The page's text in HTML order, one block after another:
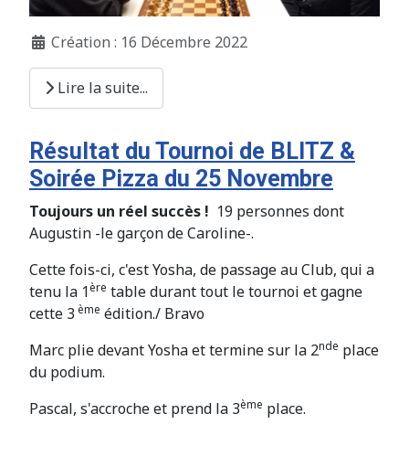
Création : 16 Décembre 2022
Lire la suite...
Résultat du Tournoi de BLITZ &
Soirée Pizza du 25 Novembre
Toujours un réel succès ! 19 personnes dont
Augustin -le garçon de Caroline-.
Cette fois-ci, c'est Yosha, de passage au Club, qui a
tenu la 1ère table durant tout le tournoi et gagne
cette 3 ème édition./ Bravo
Marc plie devant Yosha et termine sur la 2nde place
du podium.
Pascal, s'accroche et prend la 3ème place.